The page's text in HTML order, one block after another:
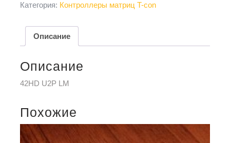
Категория: Контроллеры матриц T-con
Описание
Описание
42HD U2P LM
Похожие